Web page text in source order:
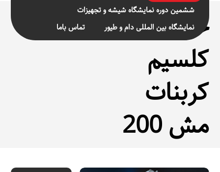
ششمین دوره نمایشگاه شیشه و تجهیزات
نمایشگاه بین المللی دام و طیور
تماس باما
خرید
کلسیم
کربنات
مش 200